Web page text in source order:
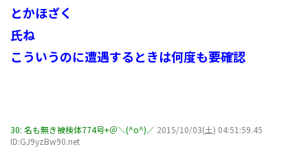
とかほざく
氏ね
こういうのに遭遇するときは何度も要確認
30: 名も無き被検体774号+＠＼(^o^)／ 2015/10/03(土) 04:51:59.45
ID:GJ9yzBw90.net